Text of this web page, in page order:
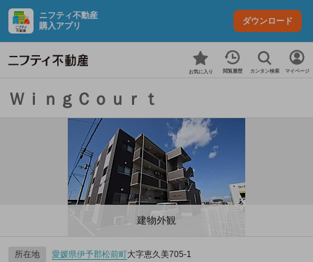
ニフティ不動産
購入アプリ
ダウンロード
お気に入り 閲覧履歴 カンタン検索 マイページ
ＷｉｎｇＣｏｕｒｔ
建物外観
所在地 愛媛県伊予郡松前町大字恵久美705‐1